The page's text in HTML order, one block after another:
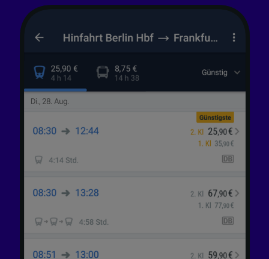
Folgendes bereitzustellen:
Endgeräteeigenschaften zur Identifikation
Informationen auf einem Endgerät.
Personalisierte Werbung und Inhalte, Messung
von Werbeleistung und der Performance von
Inhalten, Zielgruppenforschung sowie